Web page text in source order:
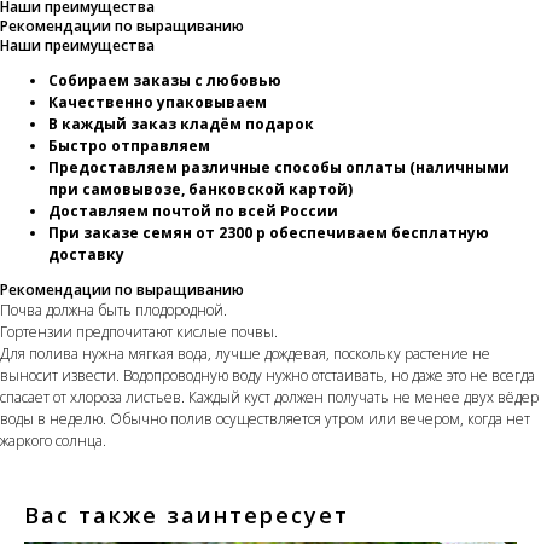
Наши преимущества
Рекомендации по выращиванию
Наши преимущества
Собираем заказы с любовью
Качественно упаковываем
В каждый заказ кладём подарок
Быстро отправляем
Предоставляем различные способы оплаты (наличными
при самовывозе, банковской картой)
Доставляем почтой по всей России
При заказе семян от 2300 р обеспечиваем бесплатную
доставку
Рекомендации по выращиванию
Почва должна быть плодородной.
Гортензии предпочитают кислые почвы.
Для полива нужна мягкая вода, лучше дождевая, поскольку растение не
выносит извести. Водопроводную воду нужно отстаивать, но даже это не всегда
спасает от хлороза листьев. Каждый куст должен получать не менее двух вёдер
воды в неделю. Обычно полив осуществляется утром или вечером, когда нет
жаркого солнца.
Вас также заинтересует